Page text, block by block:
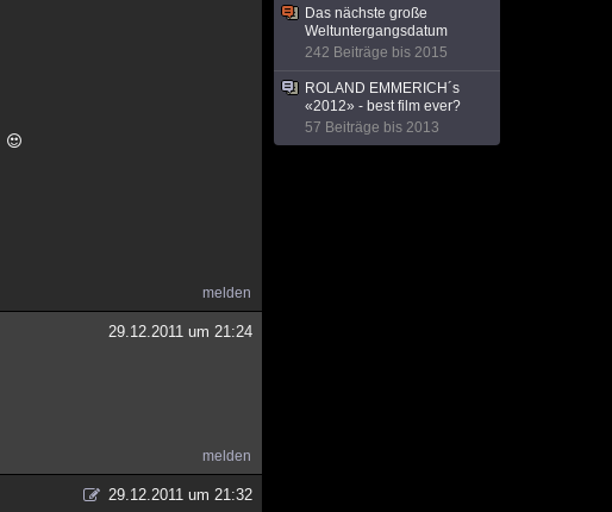
melden
29.12.2011 um 21:24
melden
29.12.2011 um 21:32
Das nächste große
Weltuntergangsdatum
242 Beiträge bis 2015
ROLAND EMMERICH´s
«2012» - best film ever?
57 Beiträge bis 2013